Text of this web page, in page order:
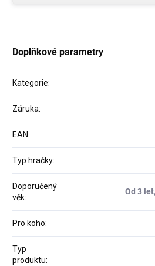
Doplňkové parametry
Kategorie:
Záruka:
EAN:
Typ hračky:
Doporučený
věk:
Od 3
Pro koho:
Typ
produktu: